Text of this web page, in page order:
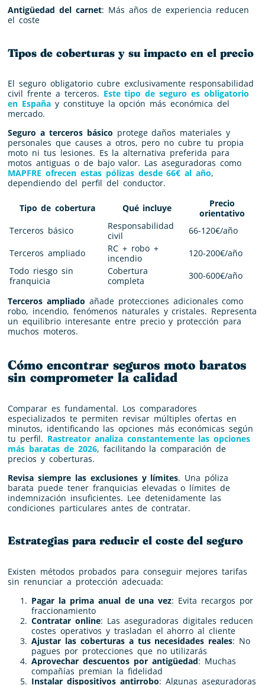
Antigüedad del carnet: Más años de experiencia reducen
el coste
Tipos de coberturas y su impacto en el precio
El seguro obligatorio cubre exclusivamente responsabilidad
civil frente a terceros. Este tipo de seguro es obligatorio
en Españay constituye la opción más económica del
mercado.
Seguro a terceros básico protege daños materiales y
personales que causes a otros, pero no cubre tu propia
moto ni tus lesiones. Es la alternativa preferida para
motos antiguas o de bajo valor. Las aseguradoras como
MAPFRE ofrecen estas pólizas desde 66€ al año,
dependiendo del perfil del conductor.
Tipo de cobertura Qué incluye
Precio
orientativo
Terceros básico
Responsabilidad
civil
66-120€/año
Terceros ampliado
RC + robo +
incendio
120-200€/año
Todo riesgo sin
franquicia
Cobertura
completa
300-600€/año
Terceros ampliado añade protecciones adicionales como
robo, incendio, fenómenos naturales y cristales. Representa
un equilibrio interesante entre precio y protección para
muchos moteros.
Cómo encontrar seguros moto baratos
sin comprometer la calidad
Comparar es fundamental. Los comparadores
especializados te permiten revisar múltiples ofertas en
minutos, identificando las opciones más económicas según
tu perfil. Rastreator analiza constantemente las opciones
más baratas de 2026, facilitando la comparación de
precios y coberturas.
Revisa siempre las exclusiones y límites. Una póliza
barata puede tener franquicias elevadas o límites de
indemnización insuficientes. Lee detenidamente las
condiciones particulares antes de contratar.
Estrategias para reducir el coste del seguro
Existen métodos probados para conseguir mejores tarifas
sin renunciar a protección adecuada:
Pagar la prima anual de una vez: Evita recargos por
fraccionamiento
Contratar online: Las aseguradoras digitales reducen
costes operativos y trasladan el ahorro al cliente
Ajustar las coberturas a tus necesidades reales: No
pagues por protecciones que no utilizarás
Aprovechar descuentos por antigüedad: Muchas
compañías premian la fidelidad
Instalar dispositivos antirrobo: Algunas aseguradoras